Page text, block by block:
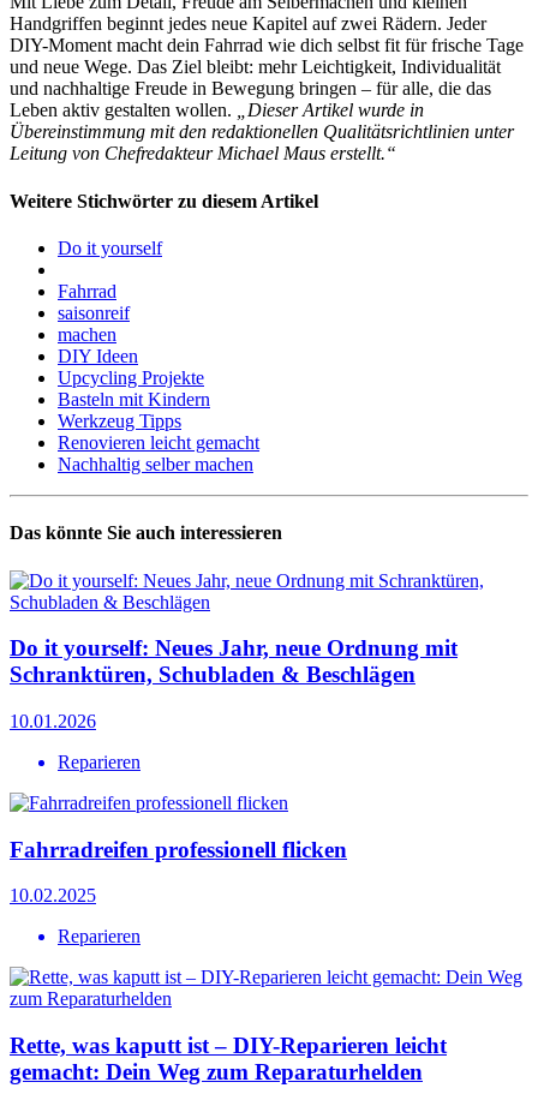
Handgriffen beginnt jedes neue Kapitel auf zwei Rädern. Jeder
DIY-Moment macht dein Fahrrad wie dich selbst fit für frische Tage
und neue Wege. Das Ziel bleibt: mehr Leichtigkeit, Individualität
und nachhaltige Freude in Bewegung bringen – für alle, die das
Leben aktiv gestalten wollen. „Dieser Artikel wurde in
Übereinstimmung mit den redaktionellen Qualitätsrichtlinien unter
Leitung von Chefredakteur Michael Maus erstellt.“
Weitere Stichwörter zu diesem Artikel
Do it yourself
Fahrrad
saisonreif
machen
DIY Ideen
Upcycling Projekte
Basteln mit Kindern
Werkzeug Tipps
Renovieren leicht gemacht
Nachhaltig selber machen
Das könnte Sie auch interessieren
Do it yourself: Neues Jahr, neue Ordnung mit
Schranktüren, Schubladen & Beschlägen
10.01.2026
Reparieren
Fahrradreifen professionell flicken
10.02.2025
Reparieren
Rette, was kaputt ist – DIY-Reparieren leicht
gemacht: Dein Weg zum Reparaturhelden